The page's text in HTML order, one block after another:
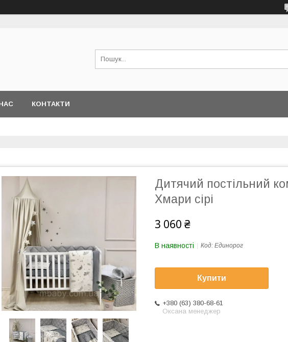
КОНТАКТИ
Дитячий постільний
Хмари сірі
3 060 ₴
В наявності Код: Единорог
Купити
+380 (63) 380-68-61
Оксана менеджер